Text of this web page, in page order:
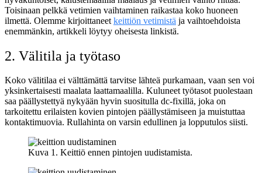
Toisinaan pelkkä vetimien vaihtaminen raikastaa koko huoneen
ilmettä. Olemme kirjoittaneet keittiön vetimistä ja vaihtoehdoista
enemmänkin, artikkeli löytyy oheisesta linkistä.
2. Välitila ja työtaso
Koko välitilaa ei välttämättä tarvitse lähteä purkamaan, vaan sen voi
yksinkertaisesti maalata laattamaalilla. Kuluneet työtasot puolestaan
saa päällystettyä nykyään hyvin suositulla dc-fixillä, joka on
tarkoitettu erilaisten kovien pintojen päällystämiseen ja muistuttaa
kontaktimuovia. Rullahinta on varsin edullinen ja lopputulos siisti.
Kuva 1. Keittiö ennen pintojen uudistamista.